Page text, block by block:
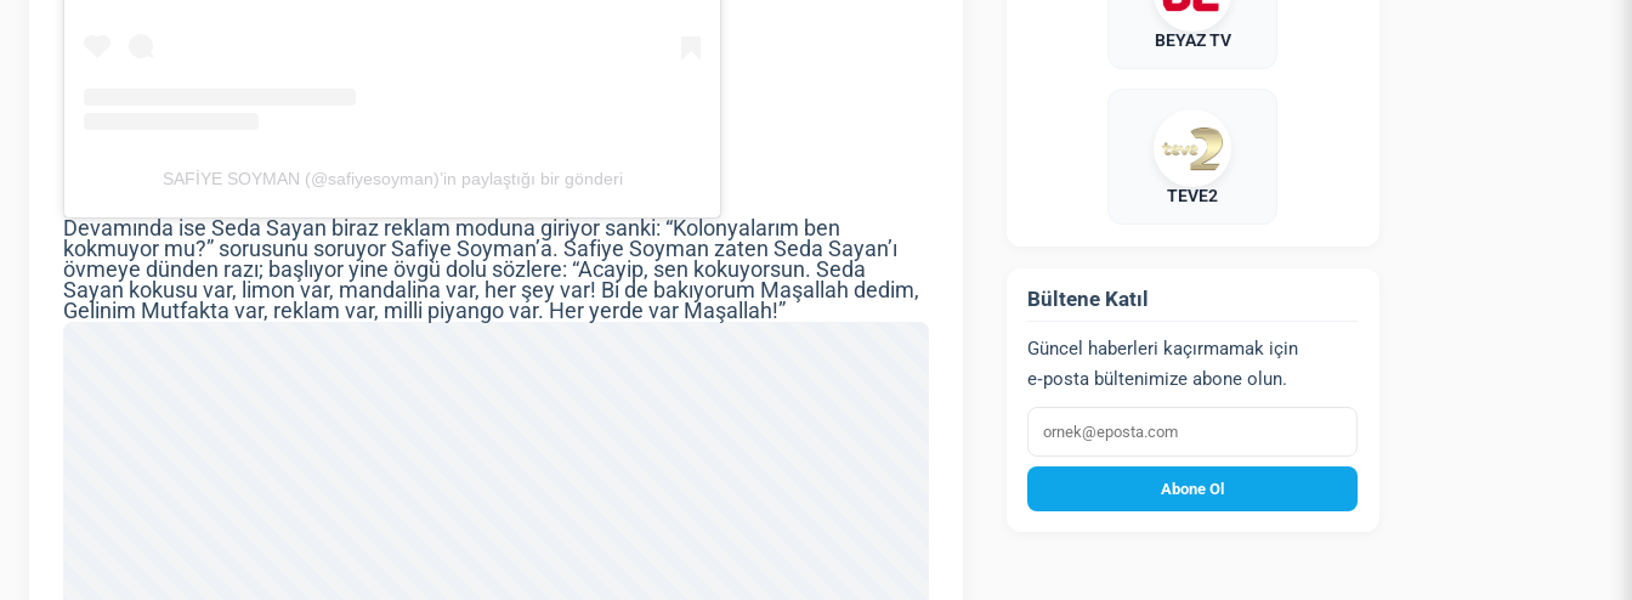
SAFİYE SOYMAN (@safiyesoyman)’in paylaştığı bir gönderi
Devamında ise Seda Sayan biraz reklam moduna giriyor sanki: “Kolonyalarım ben
kokmuyor mu?” sorusunu soruyor Safiye Soyman’a. Safiye Soyman zaten Seda Sayan’ı
övmeye dünden razı; başlıyor yine övgü dolu sözlere: “Acayip, sen kokuyorsun. Seda
Sayan kokusu var, limon var, mandalina var, her şey var! Bi de bakıyorum Maşallah dedim,
Gelinim Mutfakta var, reklam var, milli piyango var. Her yerde var Maşallah!”
BEYAZ TV
TEVE2
Bültene Katıl
Güncel haberleri kaçırmamak için
e‑posta bültenimize abone olun.
E‑posta
Abone Ol